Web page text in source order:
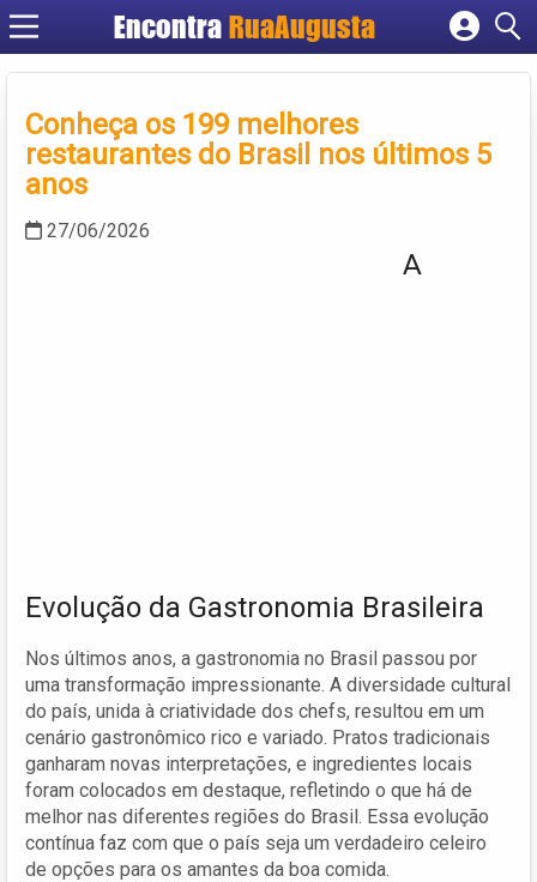
Encontra RuaAugusta
Cadastrar empresa
Criar conta
Conheça os 199 melhores
restaurantes do Brasil nos últimos 5
anos
27/06/2026
A
Evolução da Gastronomia Brasileira
Nos últimos anos, a gastronomia no Brasil passou por
uma transformação impressionante. A diversidade cultural
do país, unida à criatividade dos chefs, resultou em um
cenário gastronômico rico e variado. Pratos tradicionais
ganharam novas interpretações, e ingredientes locais
foram colocados em destaque, refletindo o que há de
melhor nas diferentes regiões do Brasil. Essa evolução
contínua faz com que o país seja um verdadeiro celeiro
de opções para os amantes da boa comida.